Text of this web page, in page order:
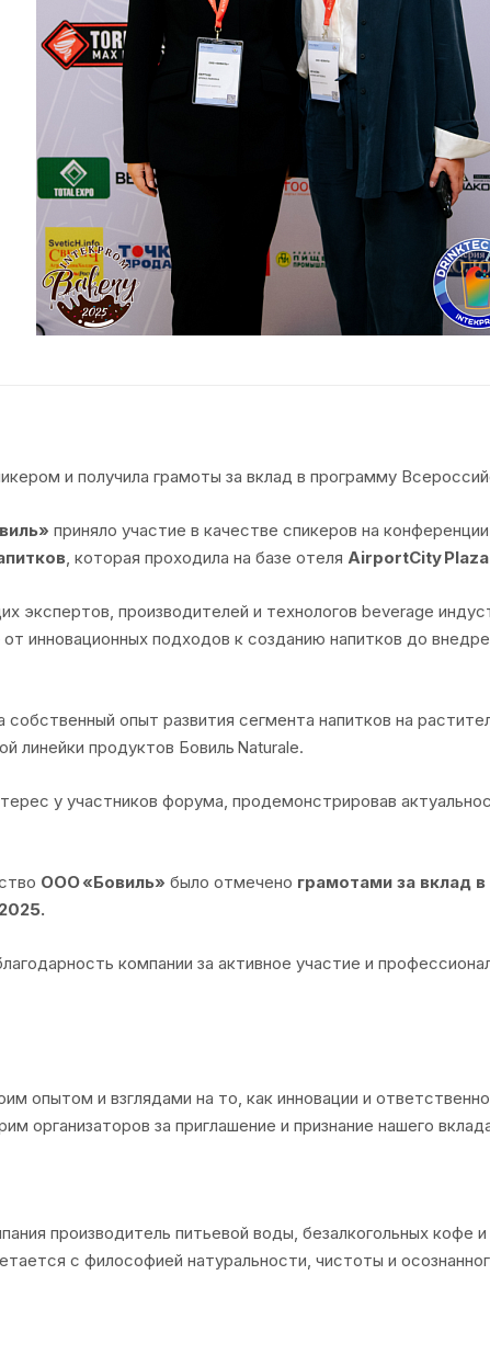
и получила грамоты за вклад в программу
приняло участие в качестве спикеров на конференции
, которая проходила на базе отеля AirportCity
экспертов, производителей и технологов beverage
инновационных подходов к созданию напитков до
собственный опыт развития сегмента напитков на
линейки продуктов Бовиль Naturale.
у участников форума, продемонстрировав
ООО «Бовиль» было отмечено грамотами за вклад
компании за активное участие и
опытом и взглядами на то, как инновации и
организаторов за приглашение и признание нашего
производитель питьевой воды, безалкогольных кофе
с философией натуральности, чистоты и